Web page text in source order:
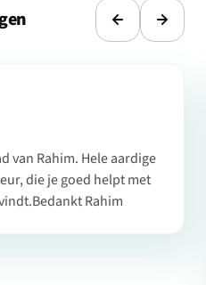
van Rahim. Hele aardige
die je goed helpt met
Rahim